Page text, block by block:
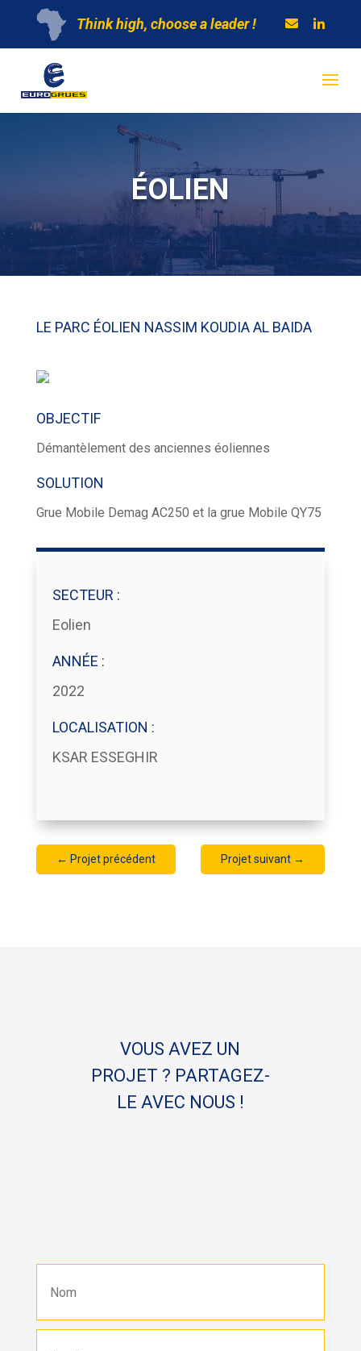
Think high, choose a leader !
ÉOLIEN
LE PARC ÉOLIEN NASSIM KOUDIA AL BAIDA
OBJECTIF
Démantèlement des anciennes éoliennes
SOLUTION
Grue Mobile Demag AC250 et la grue Mobile QY75
SECTEUR :
Eolien
ANNÉE :
2022
LOCALISATION :
KSAR ESSEGHIR
← Projet précédent Projet suivant →
VOUS AVEZ UN
PROJET ? PARTAGEZ-
LE AVEC NOUS !